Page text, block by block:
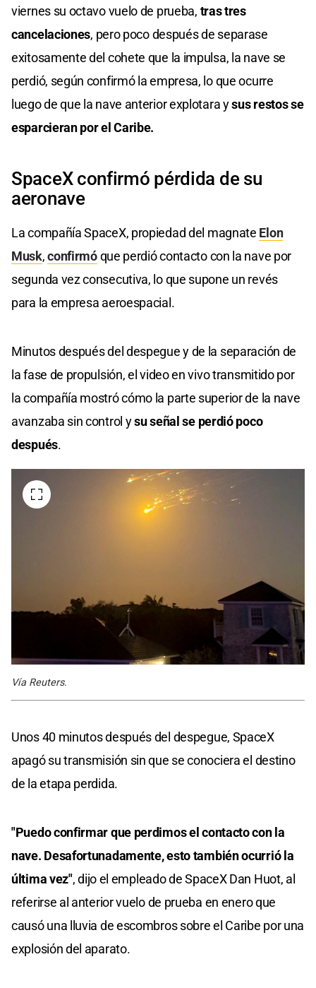
viernes su octavo vuelo de prueba, tras tres
cancelaciones, pero poco después de separase
exitosamente del cohete que la impulsa, la nave se
perdió, según confirmó la empresa, lo que ocurre
luego de que la nave anterior explotara ysus restos se
esparcieran por el Caribe.
SpaceX confirmó pérdida de su
aeronave
La compañía SpaceX, propiedad del magnate Elon
Musk,confirmóque perdió contacto con la nave por
segunda vez consecutiva, lo que supone un revés
para la empresa aeroespacial.
Minutos después del despegue y de la separación de
la fase de propulsión, el video en vivo transmitido por
la compañía mostró cómo la parte superior de la nave
avanzaba sin control ysu señal se perdió poco
después.
Vía Reuters.
Unos 40 minutos después del despegue, SpaceX
apagó su transmisión sin que se conociera el destino
de la etapa perdida.
"Puedo confirmar que perdimos el contacto con la
nave. Desafortunadamente, esto también ocurrió la
última vez", dijo el empleado de SpaceX Dan Huot, al
referirse al anterior vuelo de prueba en enero que
causó una lluvia de escombros sobre el Caribe por una
explosión del aparato.